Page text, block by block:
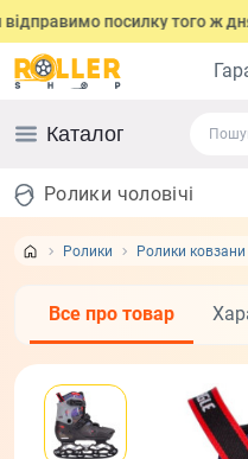
посилку того ж дня.
Каталог
Ролики чоловічі
Ролики Ролики ковзани
Все про товар